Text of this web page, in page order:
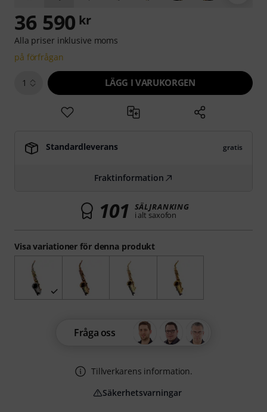
Visa variationer för denna produkt
36 590 kr
Alla priser inklusive moms
på förfrågan
1 LÄGG I VARUKORGEN
Standardleverans gratis
Fraktinformation
101 SÄLJRANKING
i alt saxofon
Fråga oss
Tillverkarens information.
Säkerhetsvarningar